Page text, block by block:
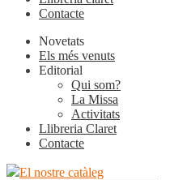
Contacte
Novetats
Els més venuts
Editorial
Qui som?
La Missa
Activitats
Llibreria Claret
Contacte
El nostre catàleg